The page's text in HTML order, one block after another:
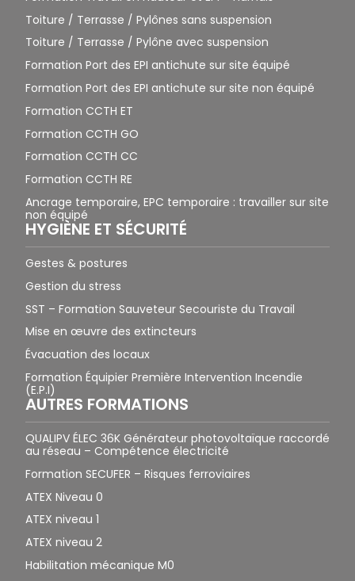
Toiture / Terrasse / Pylônes sans suspension
Toiture / Terrasse / Pylône avec suspension
Formation Port des EPI antichute sur site équipé
Formation Port des EPI antichute sur site non équipé
Formation CCTH ET
Formation CCTH GO
Formation CCTH CC
Formation CCTH RE
Ancrage temporaire, EPC temporaire : travailler sur site
non équipé
HYGIÈNE ET SÉCURITÉ
Gestes & postures
Gestion du stress
SST – Formation Sauveteur Secouriste du Travail
Mise en œuvre des extincteurs
Évacuation des locaux
Formation Équipier Première Intervention Incendie
(E.P.I)
AUTRES FORMATIONS
QUALIPV ÉLEC 36K Générateur photovoltaïque raccordé
au réseau – Compétence électricité
Formation SECUFER – Risques ferroviaires
ATEX Niveau 0
ATEX niveau 1
ATEX niveau 2
Habilitation mécanique M0